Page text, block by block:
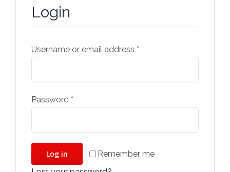
Login
Username or email address *
Password *
Remember me
Log in